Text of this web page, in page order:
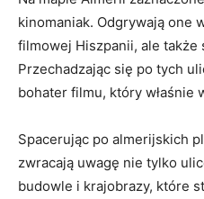
kinomaniak. Odgrywają one
filmowej Hiszpanii, ale
Przechadzając się po tych
bohater filmu, ‌który właśnie
Spacerując po ​almerijskich
zwracają uwagę nie tylko
budowle i krajobrazy,​ które⁤